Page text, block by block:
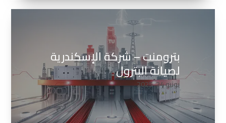
بترومنت – شركة الإسكندرية
لصيانة البترول
يونيو 24, 2025